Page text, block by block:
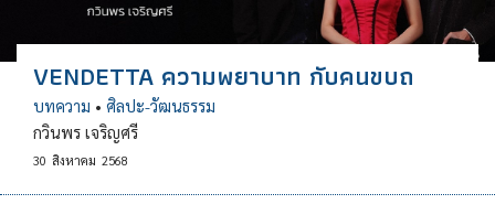
VENDETTA ความพยาบาท กับคนขบถ
บทความ • ศิลปะ-วัฒนธรรม
กวินพร เจริญศรี
30 สิงหาคม 2568